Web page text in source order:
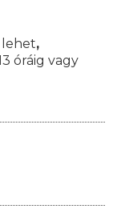
,
óráig vagy